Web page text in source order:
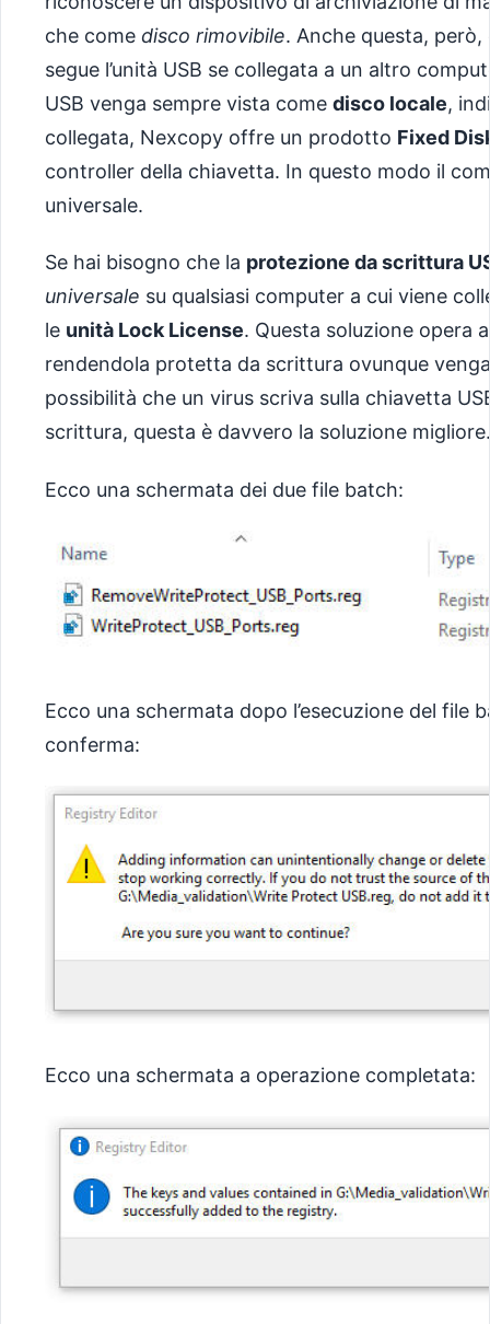
che come disco rimovibile. Anche questa,
segue l’unità USB se collegata a un altro
USB venga sempre vista come disco locale,
collegata, Nexcopy offre un prodotto Fixed
controller della chiavetta. In questo modo il
universale.
Se hai bisogno che la protezione da scrittura
universale su qualsiasi computer a cui viene
le unità Lock License. Questa soluzione opera
rendendola protetta da scrittura ovunque
possibilità che un virus scriva sulla chiavetta
scrittura, questa è davvero la soluzione migliore.
Ecco una schermata dei due file batch:
Ecco una schermata dopo l’esecuzione del file
conferma:
Ecco una schermata a operazione completata: